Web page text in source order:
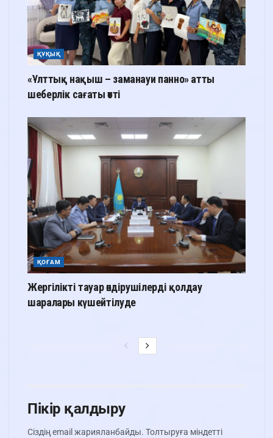
ҚҰҚЫҚ
«Ұлттық нақыш – заманауи панно» атты
шеберлік сағаты өтті
ҚОҒАМ
Жергілікті тауар өндірушілерді қолдау
шаралары күшейтілуде
Пікір қалдыру
Сіздің email жарияланбайды. Толтыруға міндетті